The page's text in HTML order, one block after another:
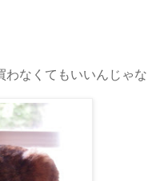
なくてもいいんじゃな